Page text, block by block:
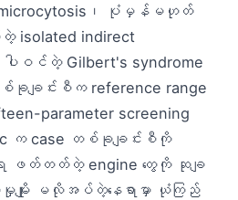
microcytosis၊ ပုံမှန်မဟုတ်
isolated indirect
ပါဝင်တဲ့ Gilbert's syndrome
ချင်းစီက reference range
parameter screening
က case တစ်ခုချင်းစီကို
ဖတ်တတ်တဲ့ engine တွေကို ဆုချ
ေမှုမျိုး မလိုအပ်တဲ့နေရာမှာ ယုံကြည်